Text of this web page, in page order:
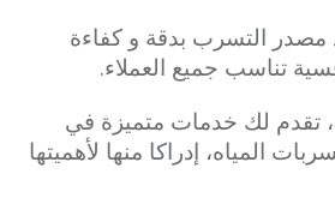
التسرب بدقة و كفاءة
تناسب جميع العملاء.
تقدم لك خدمات متميزة في
المياه، إدراكا منها لأهميتها